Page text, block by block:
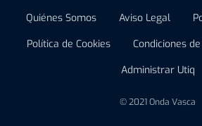
Quiénes Somos Aviso Legal
Política de Cookies
Condiciones
Administrar Utiq
© 2021 Onda Vasca